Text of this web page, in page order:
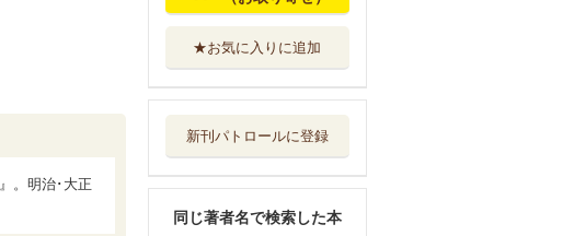
。明治･大正
★お気に入りに追加
新刊パトロールに登録
同じ著者名で検索した本
都新聞 昭和１７
年１月～９月 ...
都新聞 昭和１６
柏書房
都新聞 昭和１６